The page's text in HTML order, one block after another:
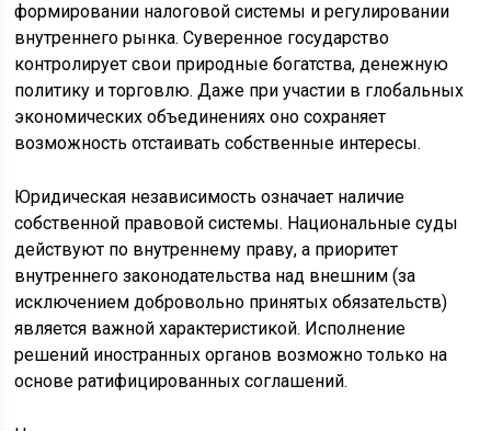
формировании налоговой системы и регулировании
внутреннего рынка. Суверенное государство
контролирует свои природные богатства, денежную
политику и торговлю. Даже при участии в глобальных
экономических объединениях оно сохраняет
возможность отстаивать собственные интересы.
Юридическая независимость означает наличие
собственной правовой системы. Национальные суды
действуют по внутреннему праву, а приоритет
внутреннего законодательства над внешним (за
исключением добровольно принятых обязательств)
является важной характеристикой. Исполнение
решений иностранных органов возможно только на
основе ратифицированных соглашений.